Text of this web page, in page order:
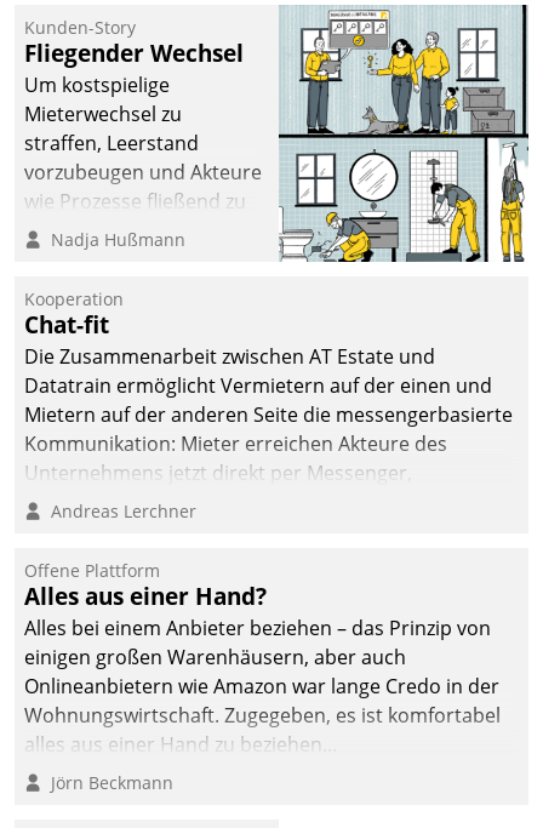
Kunden-Story
Fliegender Wechsel
Um kostspielige
Mieterwechsel zu
straffen, Leerstand
vorzubeugen und Akteure
wie Prozesse fließend zu
vernetzen, nutzt die
Jahresbeginn eine
Überblick, Einsicht und
Eingriff bietende Lösung.
Zur Entwicklung setzte
man auf
Cloudtechnologie,
bewährte und Startup-
agile Projektmethoden.
Nadja Hußmann
Kooperation
Chat-fit
Die Zusammenarbeit zwischen AT Estate und
Datatrain ermöglicht Vermietern auf der einen und
Mietern auf der anderen Seite die messengerbasierte
Kommunikation: Mieter erreichen Akteure des
Unternehmens jetzt direkt per Messenger,
Mitarbeiter oder Dienstleister empfangen oder
Andreas Lerchner
Offene Plattform
Alles aus einer Hand?
Alles bei einem Anbieter beziehen – das Prinzip von
einigen großen Warenhäusern, aber auch
Onlineanbietern wie Amazon war lange Credo in der
Wohnungswirtschaft. Zugegeben, es ist komfortabel
alles aus einer Hand zu beziehen...
Jörn Beckmann